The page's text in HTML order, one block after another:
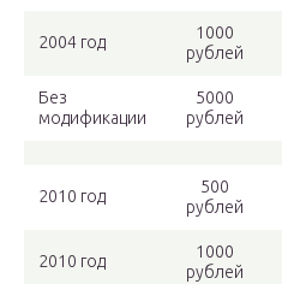
2004 год
1000
рублей
Без
модификации
5000
рублей
2010 год
500
рублей
2010 год
1000
рублей